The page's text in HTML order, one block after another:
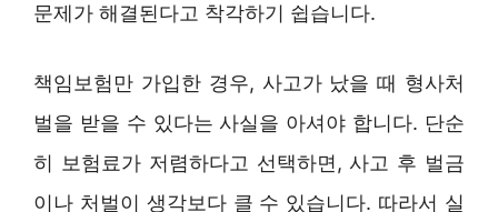
문제가 해결된다고 착각하기 쉽습니다.
책임보험만 가입한 경우, 사고가 났을 때 형사처
벌을 받을 수 있다는 사실을 아셔야 합니다. 단순
히 보험료가 저렴하다고 선택하면, 사고 후 벌금
이나 처벌이 생각보다 클 수 있습니다. 따라서 실